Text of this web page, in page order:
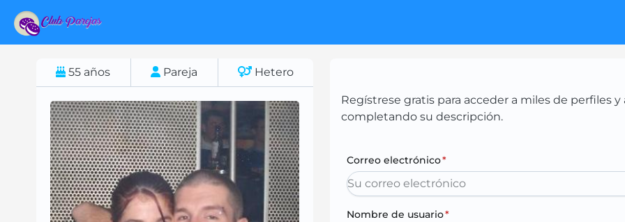
55 años Pareja Hetero
Regístrese gratis para acceder a miles de perfiles
completando su descripción.
Correo electrónico*
Nombre de usuario*